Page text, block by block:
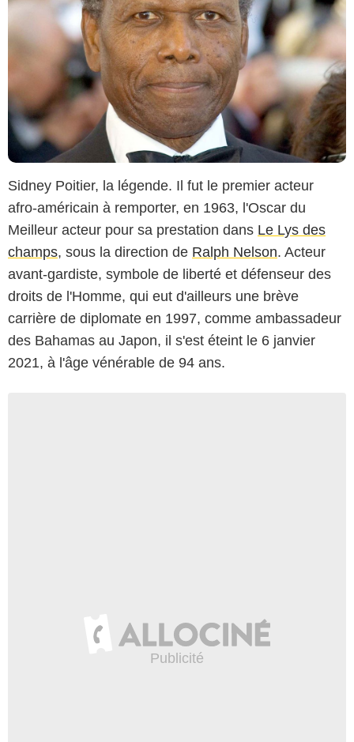
Sidney Poitier, la légende. Il fut le premier acteur
afro-américain à remporter, en 1963, l'Oscar du
Meilleur acteur pour sa prestation dans Le Lys des
champs, sous la direction de Ralph Nelson. Acteur
avant-gardiste, symbole de liberté et défenseur des
droits de l'Homme, qui eut d'ailleurs une brève
carrière de diplomate en 1997, comme ambassadeur
des Bahamas au Japon, il s'est éteint le 6 janvier
2021, à l'âge vénérable de 94 ans.